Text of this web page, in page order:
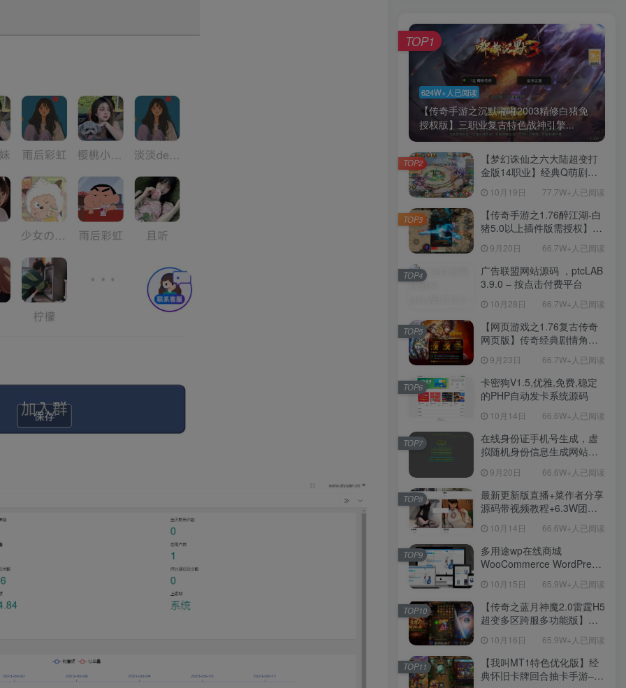
624W+人已阅读
【传奇手游之沉默嘟嘟2003精修白猪免
授权版】三职业复古特色战神引擎...
TOP1
【梦幻诛仙之六大陆超变打
金版14职业】经典Q萌剧情
Linux服务端源码视频架设教
程-新版多功能GM网页后台
工具-安卓苹果IOS双端版
本！
10月19日 77.7W+人已阅读
TOP2
【传奇手游之1.76醉江湖-白
猪5.0以上插件版需授权】三
手游-Win服务端源码视频架
设教程-新版GM多功能网页
授权物品后台-九层妖塔-法宠
直冲网页后台-安卓苹果IOS
双端版本！
9月20日 66.7W+人已阅读
TOP3
广告联盟网站源码 ，ptcLAB
3.9.0 – 按点击付费平台
10月28日 66.7W+人已阅读
TOP4
【网页游戏之1.76复古传奇
网页版】传奇经典剧情角色
扮演网页游戏-一键单机-打包
Win服务端源码视频架设教
程！
9月23日 66.7W+人已阅读
TOP5
卡密狗V1.5,优雅,免费,稳定
的PHP自动发卡系统源码
10月14日 66.6W+人已阅读
TOP6
在线身份证手机号生成，虚
拟随机身份信息生成网站源
9月20日 66.6W+人已阅读
TOP7
最新更新版直播+菜作者分享
源码带视频教程+6.3W团购
【源码+教程】
10月14日 66.6W+人已阅读
TOP8
多用途wp在线商城
WooCommerce WordPress
10月15日 65.9W+人已阅读
TOP9
【传奇之蓝月神魔2.0雷霆H5
超变多区跨服多功能版】三
理单机一键即玩镜像端-打包
Linux服务端源码-视频架设
教程
10月16日 65.9W+人已阅读
TOP10
【我叫MT1特色优化版】经
典怀旧卡牌回合抽卡手游–打
TOP11